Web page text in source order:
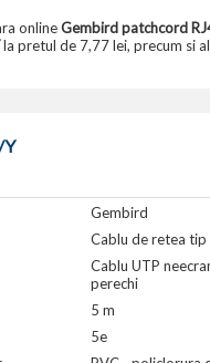
onlineGembird patchcord
la pretul de 7,77 lei, precum si
Y
Gembird
Cablu de retea
Cablu UTP
perechi
5 m
5e